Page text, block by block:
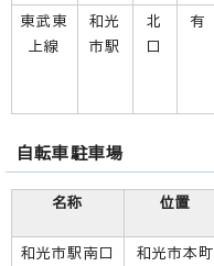
東武東
上線
和光
市駅
北
口
有
自転車駐車場
名称 位置
和光市駅南口
和光市本町